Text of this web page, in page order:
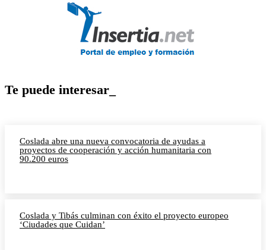
Te puede interesar_
Coslada abre una nueva convocatoria de ayudas a
proyectos de cooperación y acción humanitaria con
90.200 euros
Coslada y Tibás culminan con éxito el proyecto europeo
‘Ciudades que Cuidan’